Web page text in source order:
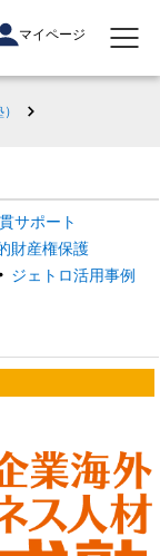
マイページ
サポート
財産権保護
ジェトロ活用事例